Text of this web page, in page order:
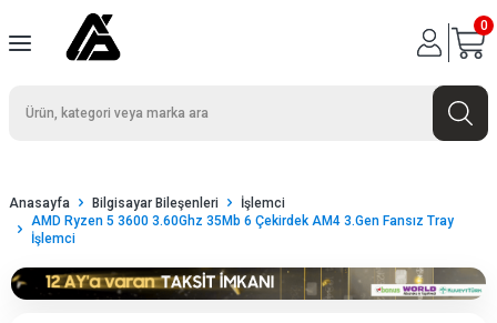
0
Anasayfa Bilgisayar Bileşenleri
İşlemci
AMD Ryzen 5 3600 3.60Ghz 35Mb 6 Çekirdek AM4 3.Gen Fansız Tray
İşlemci